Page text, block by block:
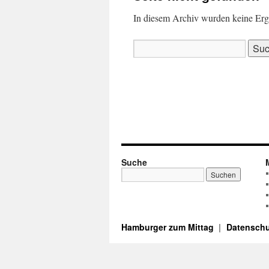
In diesem Archiv wurden keine
nach:
Suche
Hamburger zum Mittag